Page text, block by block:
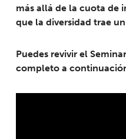
más allá de la cuota de
que la diversidad trae
Puedes revivir el
completo a